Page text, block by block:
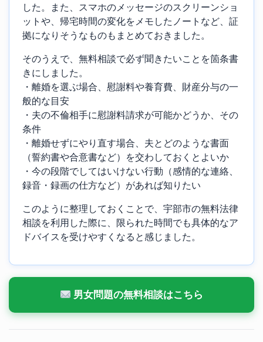
した。また、スマホのメッセージのスクリーンショ
ットや、帰宅時間の変化をメモしたノートなど、証
拠になりそうなものもまとめておきました。
そのうえで、無料相談で必ず聞きたいことを箇条書
きにしました。
・離婚を選ぶ場合、慰謝料や養育費、財産分与の一
般的な目安
・夫の不倫相手に慰謝料請求が可能かどうか、その
条件
・離婚せずにやり直す場合、夫とどのような書面
（誓約書や合意書など）を交わしておくとよいか
・今の段階でしてはいけない行動（感情的な連絡、
録音・録画の仕方など）があれば知りたい
このように整理しておくことで、宇部市の無料法律
相談を利用した際に、限られた時間でも具体的なア
ドバイスを受けやすくなると感じました。
男女問題の無料相談はこちら